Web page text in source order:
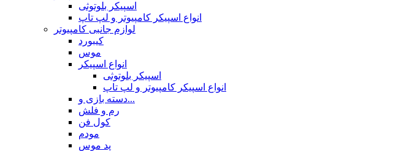
اسپیکر بلوتوثی
انواع اسپیکر کامپیوتر و لپ تاپ
لوازم جانبی کامپیوتر
کیبورد
موس
انواع اسپیکر
اسپیکر بلوتوثی
انواع اسپیکر کامپیوتر و لپ تاپ
دسته بازی و...
رم و فلش
کول فن
مودم
پد موس